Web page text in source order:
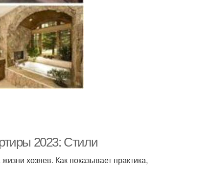
2023: Стили
хозяев. Как показывает практика,